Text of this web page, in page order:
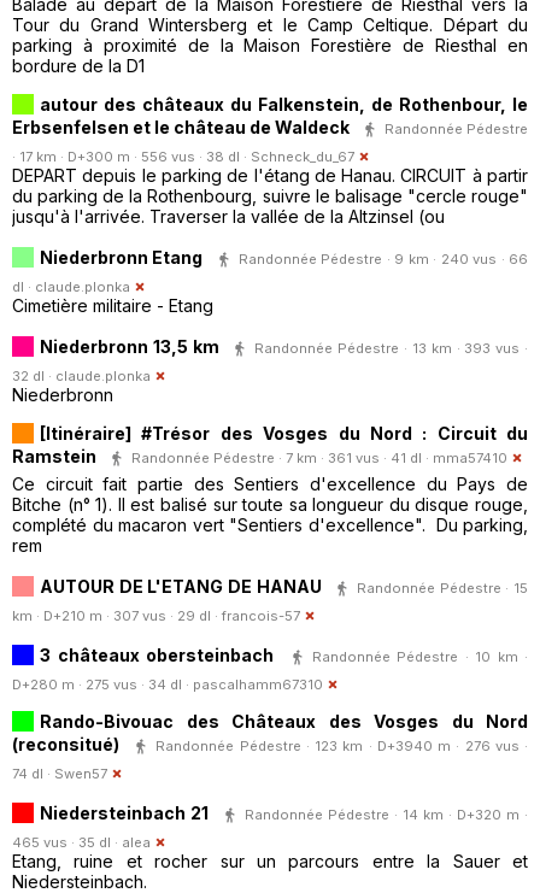
Balade au départ de la Maison Forestière de Riesthal vers la
Tour du Grand Wintersberg et le Camp Celtique. Départ du
parking à proximité de la Maison Forestière de Riesthal en
bordure de la D1
autour des châteaux du Falkenstein, de Rothenbour, le
Erbsenfelsen et le château de Waldeck
Randonnée Pédestre
· 17 km · D+300 m · 556 vus · 38 dl · Schneck_du_67
DEPART depuis le parking de l'étang de Hanau. CIRCUIT à partir
du parking de la Rothenbourg, suivre le balisage "cercle rouge"
jusqu'à l'arrivée. Traverser la vallée de la Altzinsel (ou
Niederbronn Etang
Randonnée Pédestre · 9 km · 240 vus · 66
dl · claude.plonka
Cimetière militaire - Etang
Niederbronn 13,5 km
Randonnée Pédestre · 13 km · 393 vus ·
32 dl · claude.plonka
Niederbronn
[Itinéraire] #Trésor des Vosges du Nord : Circuit du
Ramstein
Randonnée Pédestre · 7 km · 361 vus · 41 dl · mma57410
Ce circuit fait partie des Sentiers d'excellence du Pays de
Bitche (n° 1). Il est balisé sur toute sa longueur du disque rouge,
complété du macaron vert "Sentiers d'excellence". Du parking,
rem
AUTOUR DE L'ETANG DE HANAU
Randonnée Pédestre · 15
km · D+210 m · 307 vus · 29 dl · francois-57
3 châteaux obersteinbach
Randonnée Pédestre · 10 km ·
D+280 m · 275 vus · 34 dl · pascalhamm67310
Rando-Bivouac des Châteaux des Vosges du Nord
(reconsitué)
Randonnée Pédestre · 123 km · D+3940 m · 276 vus ·
74 dl · Swen57
Niedersteinbach 21
Randonnée Pédestre · 14 km · D+320 m ·
465 vus · 35 dl · alea
Etang, ruine et rocher sur un parcours entre la Sauer et
Niedersteinbach.